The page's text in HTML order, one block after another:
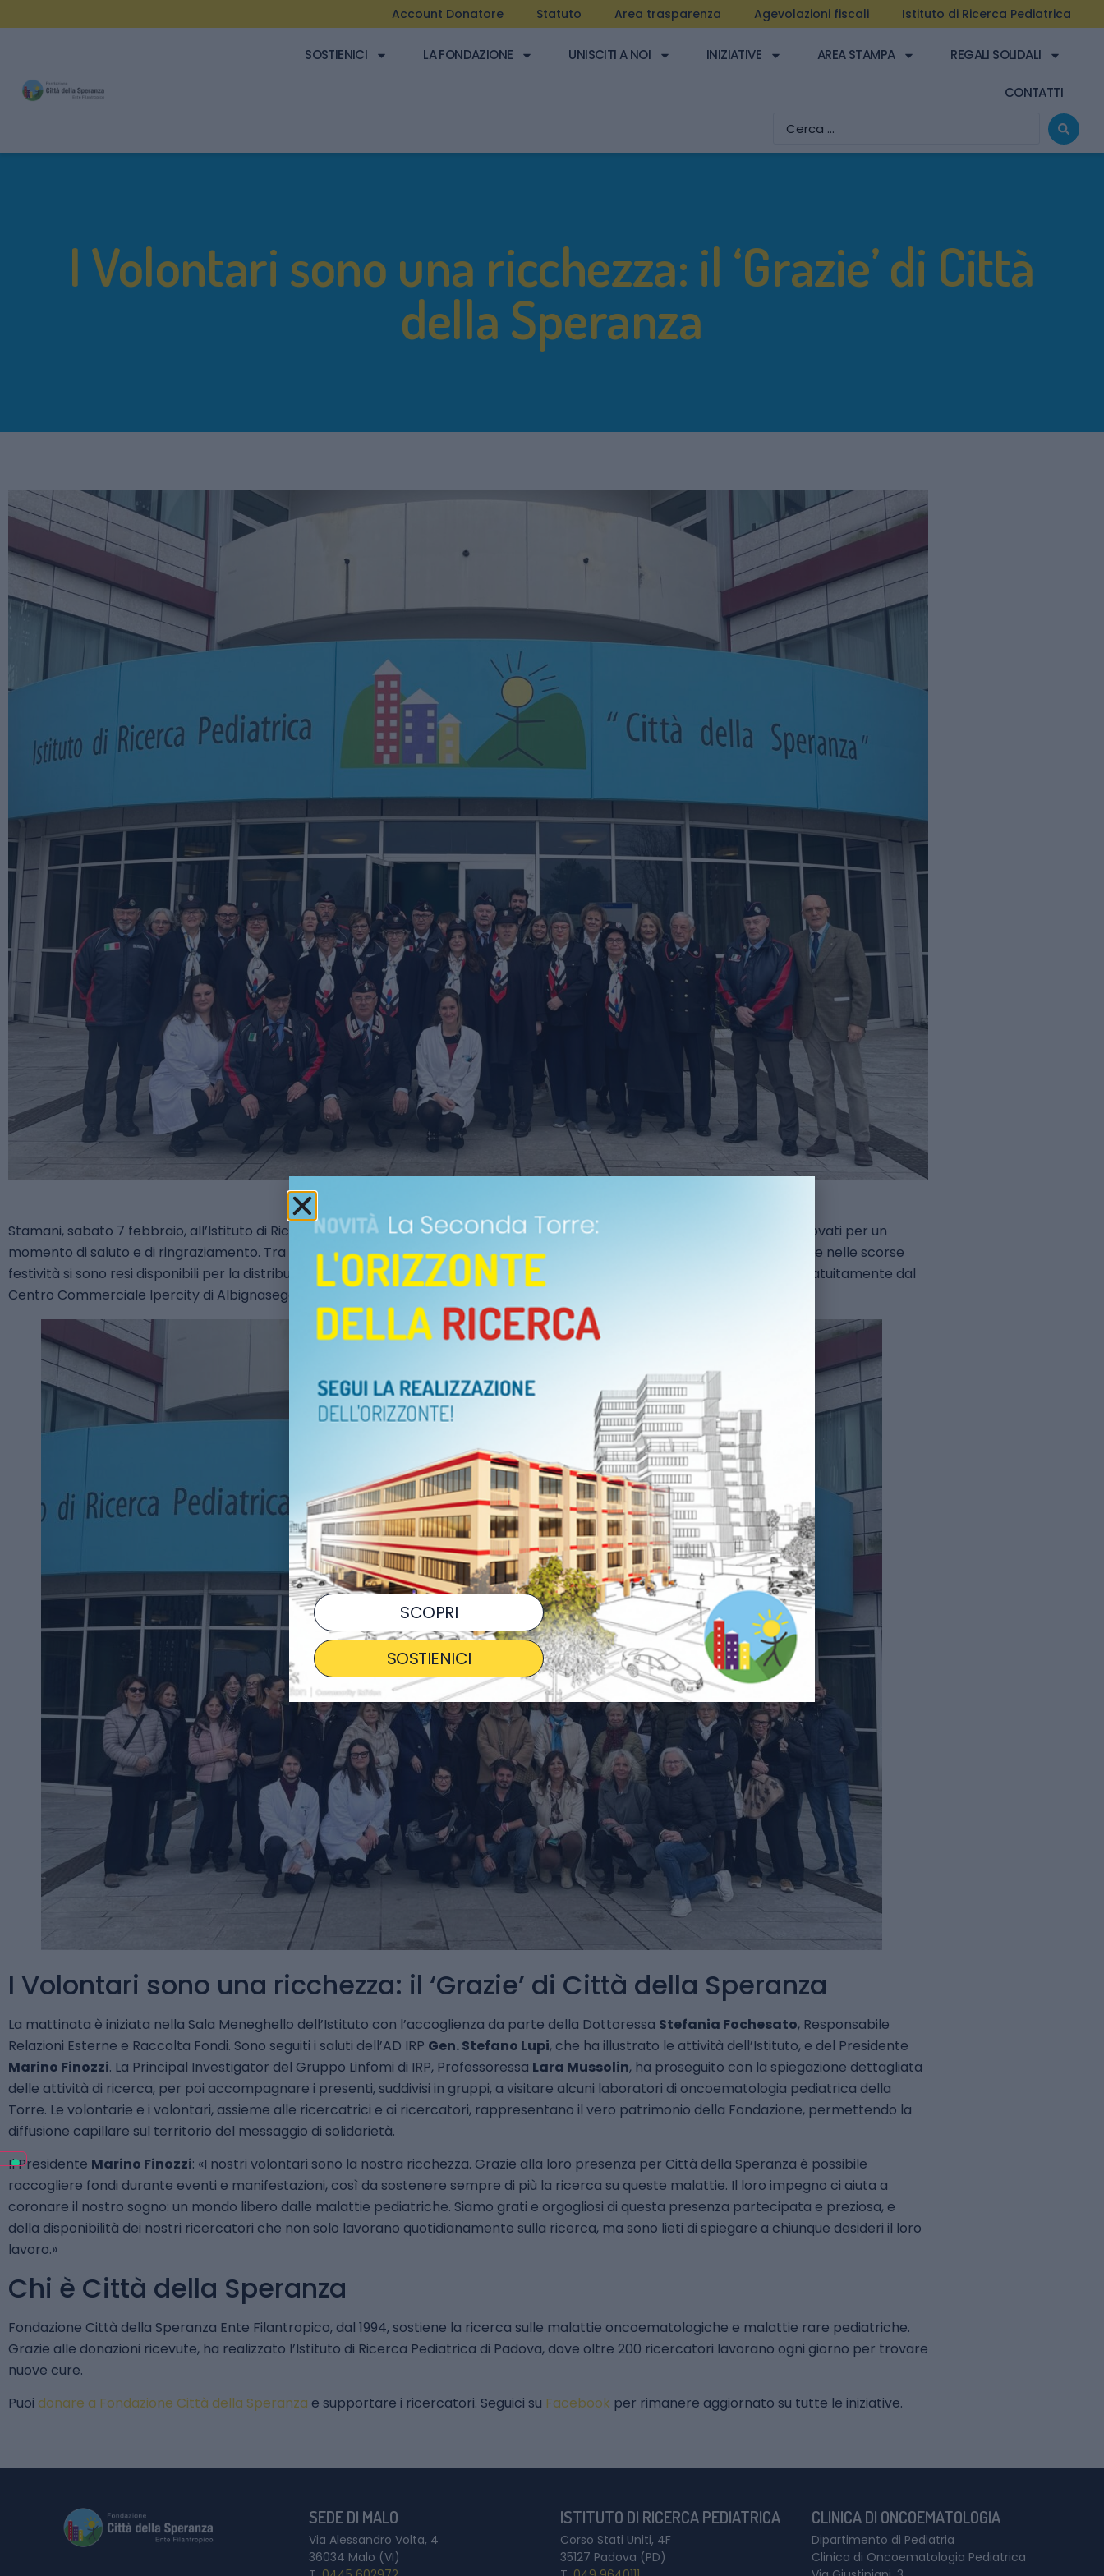
Account Donatore Statuto Area trasparenza Agevolazioni fiscali Istituto di Ricerca Pediatrica
SOSTIENICI LA FONDAZIONE UNISCITI A NOI INIZIATIVE AREA STAMPA REGALI SOLIDALI
CONTATTI
I Volontari sono una ricchezza: il ‘Grazie’ di Città
della Speranza
Stamani, sabato 7 febbraio, all’Istituto di Ricerca Pediatrica Città della Speranza di Padova,centoventi volontari
si sono ritrovati per un
momento di saluto e di ringraziamento. Tra loro, una trentina di volontari dell’Associazione Nazionale Carabinieri di Maserà, che nelle scorse
festività si sono resi disponibili per la distribuzione dei prodotti solidali natalizi nello store temporaneo messo a disposizione gratuitamente dal
Centro Commerciale Ipercity di Albignasego.
I Volontari sono una ricchezza: il ‘Grazie’ di Città della Speranza
La mattinata è iniziata nella Sala Meneghello dell’Istituto con l’accoglienza da parte della Dottoressa Stefania Fochesato, Responsabile
Relazioni Esterne e Raccolta Fondi. Sono seguiti i saluti dell’AD IRP Gen. Stefano Lupi, che ha illustrato le attività dell’Istituto, e del Presidente
Marino Finozzi. La Principal Investigator del Gruppo Linfomi di IRP, Professoressa Lara Mussolin, ha proseguito con la spiegazione dettagliata
delle attività di ricerca, per poi accompagnare i presenti, suddivisi in gruppi, a visitare alcuni laboratori di oncoematologia pediatrica della
Torre. Le volontarie e i volontari, assieme alle ricercatrici e ai ricercatori, rappresentano il vero patrimonio della Fondazione, permettendo la
diffusione capillare sul territorio del messaggio di solidarietà.
Il Presidente Marino Finozzi: «I nostri volontari sono la nostra ricchezza. Grazie alla loro presenza per Città della Speranza è possibile
raccogliere fondi durante eventi e manifestazioni, così da sostenere sempre di più la ricerca su queste malattie. Il loro impegno ci aiuta a
coronare il nostro sogno: un mondo libero dalle malattie pediatriche. Siamo grati e orgogliosi di questa presenza partecipata e preziosa, e
della disponibilità dei nostri ricercatori che non solo lavorano quotidianamente sulla ricerca, ma sono lieti di spiegare a chiunque desideri il loro
lavoro.»
Chi è Città della Speranza
Fondazione Città della Speranza Ente Filantropico, dal 1994, sostiene la ricerca sulle malattie oncoematologiche e malattie rare pediatriche.
Grazie alle donazioni ricevute, ha realizzato l’Istituto di Ricerca Pediatrica di Padova, dove oltre 200 ricercatori lavorano ogni giorno per trovare
nuove cure.
Puoi donare a Fondazione Città della Speranza e supportare i ricercatori. Seguici su Facebook per rimanere aggiornato su tutte le iniziative.
SEDE DI MALO
Via Alessandro Volta, 4
36034 Malo (VI)
ISTITUTO DI RICERCA PEDIATRICA
Corso Stati Uniti, 4F
35127 Padova (PD)
CLINICA DI ONCOEMATOLOGIA
Dipartimento di Pediatria
Clinica di Oncoematologia Pediatrica
SCOPRI
SOSTIENICI